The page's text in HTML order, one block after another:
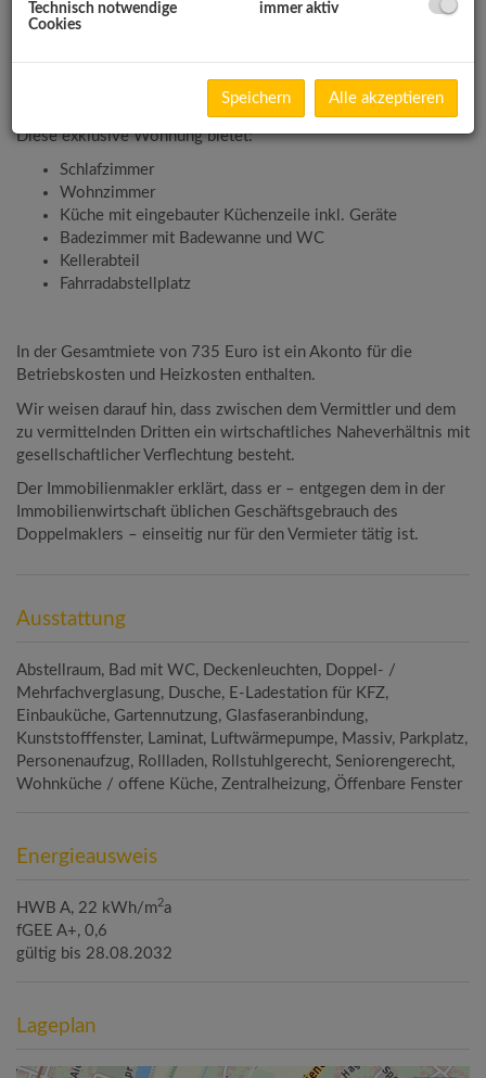
Beschreibung
Top 21 – 2-Zimmer-Wohnung mit moderner Ausstattung
Diese exklusive Wohnung bietet:
Schlafzimmer
Wohnzimmer
Küche mit eingebauter Küchenzeile inkl. Geräte
Badezimmer mit Badewanne und WC
Kellerabteil
Fahrradabstellplatz
In der Gesamtmiete von 735 Euro ist ein Akonto für die
Betriebskosten und Heizkosten enthalten.
Wir weisen darauf hin, dass zwischen dem Vermittler und dem
zu vermittelnden Dritten ein wirtschaftliches Naheverhältnis mit
gesellschaftlicher Verflechtung besteht.
Der Immobilienmakler erklärt, dass er – entgegen dem in der
Immobilienwirtschaft üblichen Geschäftsgebrauch des
Doppelmaklers – einseitig nur für den Vermieter tätig ist.
Ausstattung
Abstellraum Bad mit WC Deckenleuchten
Doppel- /
Mehrfachverglasung
Dusche
E-Ladestation für KFZ
Einbauküche Gartennutzung Glasfaseranbindung
Kunststofffenster
Laminat Luftwärmepumpe Massiv
Parkplatz
Personenaufzug
Rollladen Rollstuhlgerecht Seniorengerecht
Wohnküche / offene Küche Zentralheizung Öffenbare Fenster
Energieausweis
HWB A, 22 kWh/m2a
fGEE A+, 0,6
gültig bis 28.08.2032
Lageplan
Technisch notwendige
Cookies
immer aktiv
Speichern Alle akzeptieren